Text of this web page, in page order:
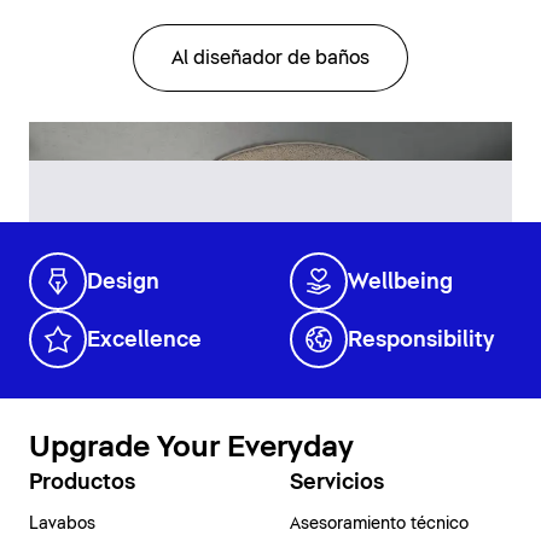
Al diseñador de baños
Design Wellbeing
Excellence Responsibility
Upgrade Your Everyday
Productos
Lavabos
Servicios
Asesoramiento técnico